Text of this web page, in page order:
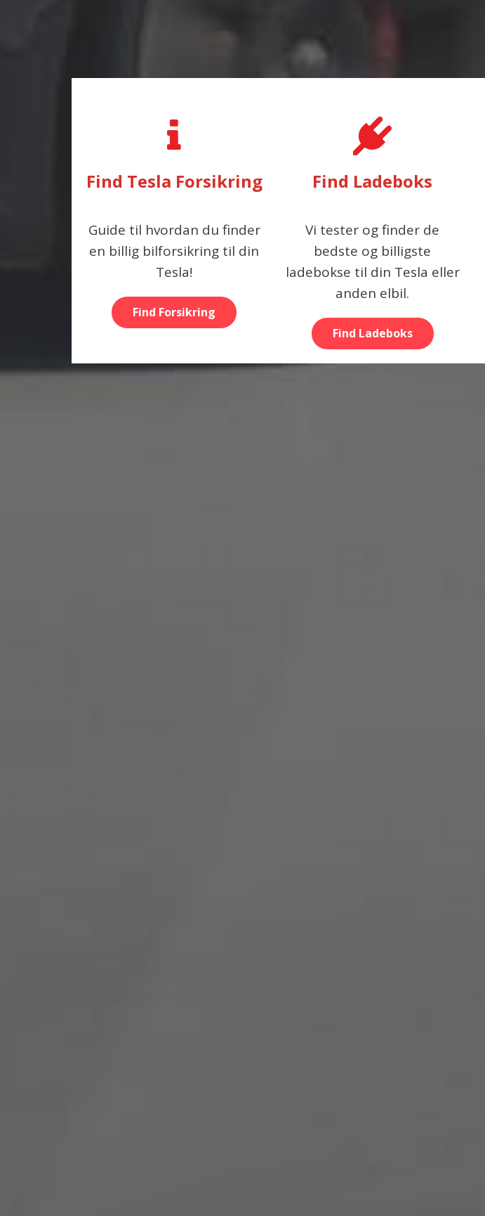
Find Tesla Forsikring
Guide til hvordan du finder
en billig bilforsikring til din
Tesla!
Find Forsikring
Find Ladeboks
Vi tester og finder de
bedste og billigste
ladebokse til din Tesla eller
anden elbil.
Find Ladeboks